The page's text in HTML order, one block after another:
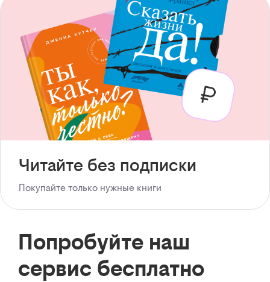
Читайте без подписки
Покупайте только нужные книги
Попробуйте наш
сервис бесплатно